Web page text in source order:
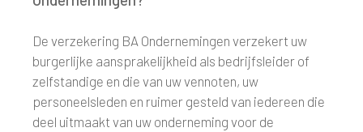
De verzekering BA Ondernemingen verzekert uw
burgerlijke aansprakelijkheid als bedrijfsleider of
zelfstandige en die van uw vennoten, uw
personeelsleden en ruimer gesteld van iedereen die
deel uitmaakt van uw onderneming voor de